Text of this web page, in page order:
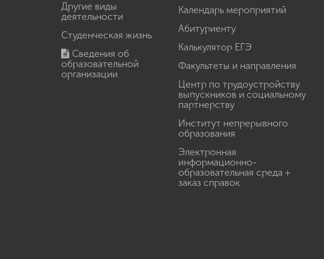
Другие виды
деятельности
Студенческая жизнь
Сведения об
образовательной
организации
Календарь мероприятий
Абитуриенту
Калькулятор ЕГЭ
Факультеты и направления
Центр по трудоустройству
выпускников и социальному
партнерству
Институт непрерывного
образования
Электронная
информационно-
образовательная среда +
заказ справок